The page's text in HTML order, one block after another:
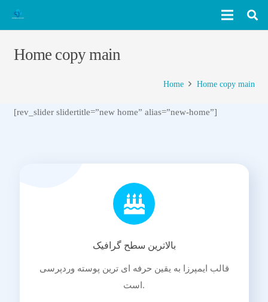
Home copy main
Home Home copy main
[rev_slider slidertitle=”new home” alias=”new-home”]
بالاترین سطح گرافیک
قالب ایمپرزا به یقین حرفه ای ترین پوسته وردپرسی
است.